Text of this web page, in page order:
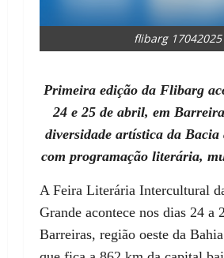
flibarg 17042025
Primeira edição da Flibarg
24 e 25 de abril, em
diversidade artística da Bacia
com programação literária,
A Feira Literária Intercultural
Grande acontece nos dias 24 a
Barreiras, região oeste da